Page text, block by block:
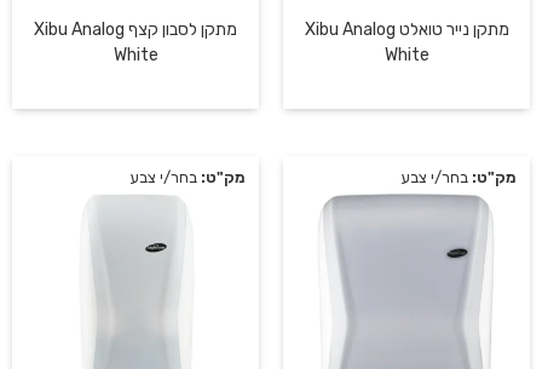
מתקן נייר טואלט Xibu Analog
White
מתקן לסבון קצף Xibu Analog
White
מק"ט: בחר/י צבע מק"ט: בחר/י צבע